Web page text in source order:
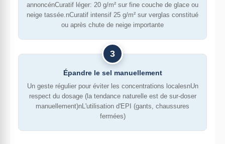
annoncénCuratif léger: 20 g/m² sur fine couche de glace ou
neige tassée.nCuratif intensif 25 g/m² sur verglas constitué
ou après chute de neige importante
3
Épandre le sel manuellement
Un geste régulier pour éviter les concentrations localesnUn
respect du dosage (la tendance naturelle est de sur-doser
manuellement)nL'utilisation d'EPI (gants, chaussures
fermées)